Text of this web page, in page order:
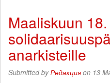
Venäjällä
vangittujen
anarkistien
ja
antifasistien
puolesta
Maaliskuun
anarkisteille
Submitted byРедакцияon 13